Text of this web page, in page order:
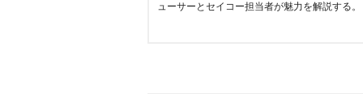
ューサーとセイコー担当者が魅力を解説する。